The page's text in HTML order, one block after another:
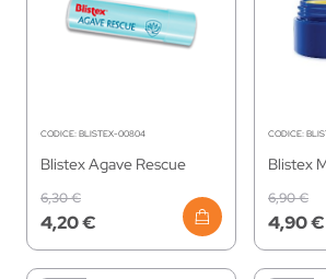
CODICE: BLISTEX-00804
Blistex Agave Rescue
4,20 €
6,30 €
CODICE:
Blistex
4,90 €
6,90 €